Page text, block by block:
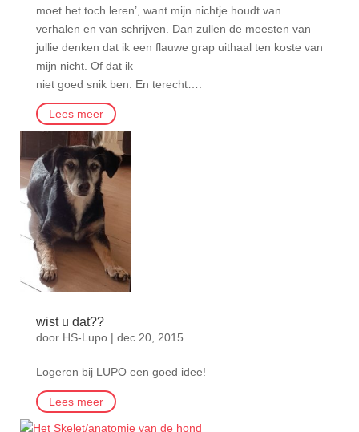
moet het toch leren’, want mijn nichtje houdt van
verhalen en van schrijven. Dan zullen de meesten van
jullie denken dat ik een flauwe grap uithaal ten koste van
mijn nicht. Of dat ik
niet goed snik ben. En terecht….
Lees meer
wist u dat??
door HS-Lupo| dec 20, 2015
Logeren bij LUPO een goed idee!
Lees meer